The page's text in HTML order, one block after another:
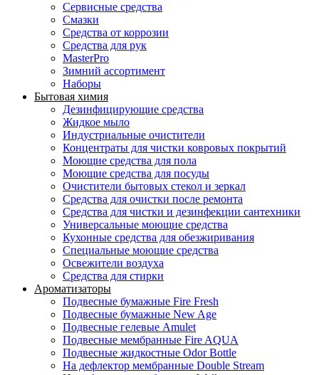
Сервисные средства
Смазки
Средства от коррозии
Средства для рук
MasterPro
Зимний ассортимент
Наборы
Бытовая химия
Дезинфицирующие средства
Жидкое мыло
Индустриальные очистители
Концентраты для чистки ковровых покрытий
Моющие средства для пола
Моющие средства для посуды
Очистители бытовых стекол и зеркал
Средства для очистки после ремонта
Средства для чистки и дезинфекции сантехники
Универсальные моющие средства
Кухонные средства для обезжиривания
Специальные моющие средства
Освежители воздуха
Средства для стирки
Ароматизаторы
Подвесные бумажные Fire Fresh
Подвесные бумажные New Age
Подвесные гелевые Amulet
Подвесные мембранные Fire AQUA
Подвесные жидкостные Odor Bottle
На дефлектор мембранные Double Stream